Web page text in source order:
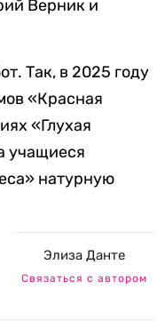
Верник и
Так, в 2025 году
«Красная
«Глухая
учащиеся
натурную
Элиза Данте
Связаться с автором